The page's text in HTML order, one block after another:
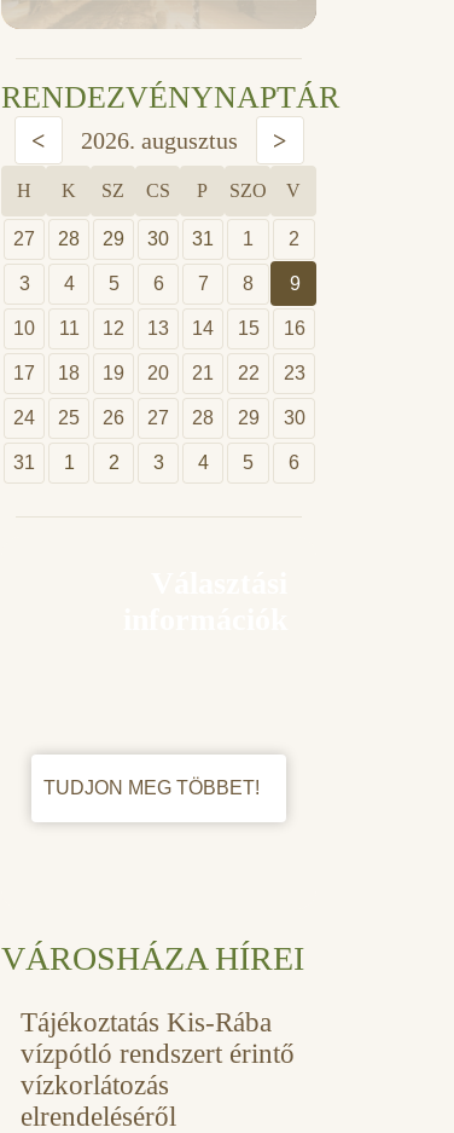
RENDEZVÉNYNAPTÁR
< 2026. augusztus >
H K SZ CS P SZO V
27 28 29 30 31 1 2
3 4 5 6 7 8 9
10 11 12 13 14 15 16
17 18 19 20 21 22 23
24 25 26 27 28 29 30
31 1 2 3 4 5 6
TUDJON MEG TÖBBET!
VÁROSHÁZA HÍREI
Tájékoztatás Kis-Rába
vízpótló rendszert érintő
vízkorlátozás
elrendeléséről